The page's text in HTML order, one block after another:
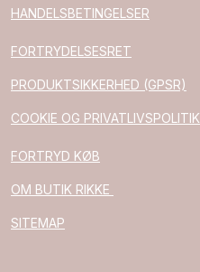
HANDELSBETINGELSER
FORTRYDELSESRET
PRODUKTSIKKERHED (GPSR)
COOKIE OG PRIVATLIVSPOLITIK
FORTRYD KØB
OM BUTIK RIKKE
SITEMAP